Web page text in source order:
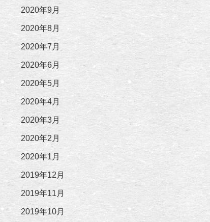
2020年9月
2020年8月
2020年7月
2020年6月
2020年5月
2020年4月
2020年3月
2020年2月
2020年1月
2019年12月
2019年11月
2019年10月